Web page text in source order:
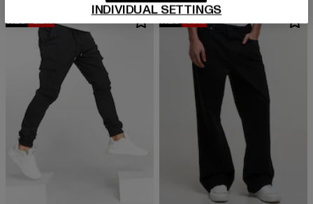
NEU -22% NEU -14%
INDIVIDUAL SETTINGS